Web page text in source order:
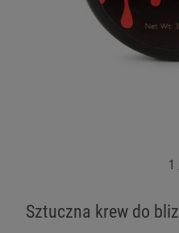
1
Sztuczna krew do